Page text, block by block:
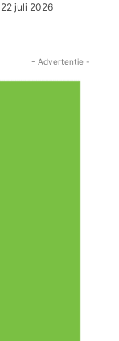
22 juli 2026
- Advertentie -